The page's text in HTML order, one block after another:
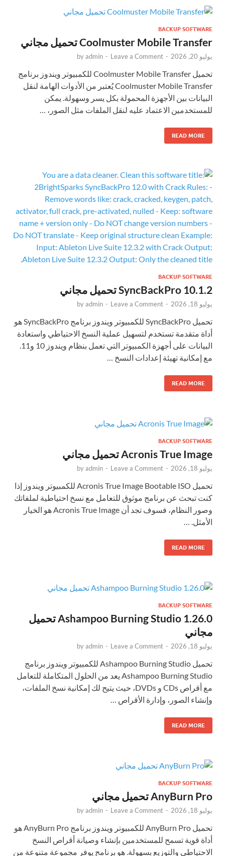
BACKUP SOFTWARE
Coolmuster Mobile Transfer تحميل مجاني
يوليو 20, 2026 -
byadmin - Leave a Comment
تحميل Coolmuster Mobile Transfer للكمبيوتر ويندوز برنامج
Coolmuster Mobile Transfer يُعتبر من الأدوات الهامة لنقل
البيانات بين الأجهزة المحمولة بكل يسر وسهولة. يمكن
للمستخدمين الاعتماد عليه لنقل الملفات مثل الصور، …
READ MORE
BACKUP SOFTWARE
SyncBackPro 10.1.2 تحميل مجاني
يوليو 18, 2026 -
byadmin - Leave a Comment
تحميل SyncBackPro للكمبيوتر ويندوز برنامج SyncBackPro هو
أداة متقدمة تستخدم لتسهيل عملية النسخ الاحتياطي واستعادة
البيانات على أجهزة الكمبيوتر التي تعمل بنظام ويندوز 10 و11.
مع إمكانية تهيئة إعدادات النسخ …
READ MORE
BACKUP SOFTWARE
Acronis True Image تحميل مجاني
يوليو 18, 2026 -
byadmin - Leave a Comment
تحميل Acronis True Image Bootable ISO للكمبيوتر ويندوز إذا
كنت تبحث عن برنامج موثوق للتعامل مع نسخ احتياطية لملفاتك
وصور النظام، فسوف تجد أن Acronis True Image هو الخيار
الأمثل. …
READ MORE
BACKUP SOFTWARE
Ashampoo Burning Studio 1.26.0 تحميل
مجاني
يوليو 18, 2026 -
byadmin - Leave a Comment
تحميل Ashampoo Burning Studio للكمبيوتر ويندوز برنامج
Ashampoo Burning Studio يعد من الحلول المتكاملة للتعامل
مع أقراص CDs و DVDs، حيث يتيح لك إمكانية نسخ الملفات،
وإنشاء الصور، وإدارة الأقراص …
READ MORE
BACKUP SOFTWARE
AnyBurn Pro تحميل مجاني
يوليو 18, 2026 -
byadmin - Leave a Comment
تحميل AnyBurn Pro للكمبيوتر ويندوز برنامج AnyBurn Pro هو
أداة قوية تسمح للمستخدمين بإنشاء وصيانة أقراص النسخ
الاحتياطي والتوزيع بسهولة. هو برنامج يوفر مجموعة متنوعة من